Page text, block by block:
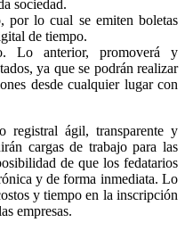
sociedad.
por lo cual se emiten boletas
de tiempo.
Lo anterior, promoverá y
ya que se podrán realizar
desde cualquier lugar con
registral ágil, transparente y
cargas de trabajo para las
de que los fedatarios
y de forma inmediata. Lo
y tiempo en la inscripción
empresas.